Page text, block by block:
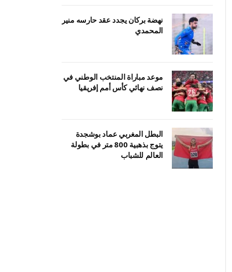
نهضة بركان يجدد عقد حارسه منير
المحمدي
موعد مباراة المنتخب الوطني في
نصف نهائي كأس أمم إفريقيا
البطل المغربي عماد بوشجدة
يتوج بذهبية 800 متر في بطولة
العالم للشباب